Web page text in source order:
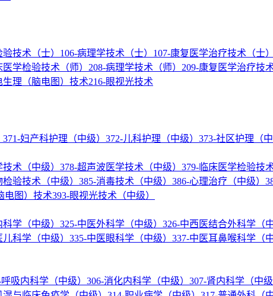
技术（士） 106-病理学技术（士） 107-康复医学治疗技术（士）
医学检验技术（师） 208-病理学技术（师） 209-康复医学治疗技
生理（脑电图）技术216-眼视光技术
371-妇产科护理（中级） 372-儿科护理（中级） 373-社区护理（中
术（中级） 378-超声波医学技术（中级） 379-临床医学检验技
验技术（中级） 385-消毒技术（中级） 386-心理治疗（中级）
电图）技术393-眼视光技术（中级）
学（中级） 325-中医外科学（中级） 326-中西医结合外科学（中
科学（中级） 335-中医眼科学（中级） 337-中医耳鼻喉科学（中
吸内科学（中级） 306-消化内科学（中级） 307-肾内科学（中级